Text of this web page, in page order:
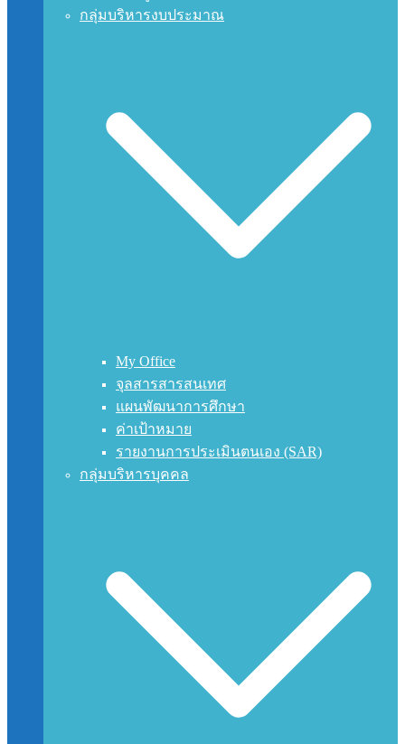
กลุ่มบริหารงบประมาณ
My Office
จุลสารสารสนเทศ
แผนพัฒนาการศึกษา
ค่าเป้าหมาย
รายงานการประเมินตนเอง (SAR)
กลุ่มบริหารบุคคล